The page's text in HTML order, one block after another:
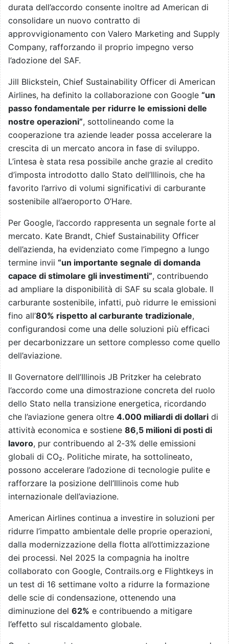
durata dell’accordo consente inoltre ad American di
consolidare un nuovo contratto di
approvvigionamento con Valero Marketing and Supply
Company, rafforzando il proprio impegno verso
l’adozione del SAF.
Jill Blickstein, Chief Sustainability Officer di American
Airlines, ha definito la collaborazione con Google “un
passo fondamentale per ridurre le emissioni delle
nostre operazioni”, sottolineando come la
cooperazione tra aziende leader possa accelerare la
crescita di un mercato ancora in fase di sviluppo.
L’intesa è stata resa possibile anche grazie al credito
d’imposta introdotto dallo Stato dell’Illinois, che ha
favorito l’arrivo di volumi significativi di carburante
sostenibile all’aeroporto O’Hare.
Per Google, l’accordo rappresenta un segnale forte al
mercato. Kate Brandt, Chief Sustainability Officer
dell’azienda, ha evidenziato come l’impegno a lungo
termine invii “un importante segnale di domanda
capace di stimolare gli investimenti”, contribuendo
ad ampliare la disponibilità di SAF su scala globale. Il
carburante sostenibile, infatti, può ridurre le emissioni
fino all’80% rispetto al carburante tradizionale,
configurandosi come una delle soluzioni più efficaci
per decarbonizzare un settore complesso come quello
dell’aviazione.
Il Governatore dell’Illinois JB Pritzker ha celebrato
l’accordo come una dimostrazione concreta del ruolo
dello Stato nella transizione energetica, ricordando
che l’aviazione genera oltre 4.000 miliardi di dollari di
attività economica e sostiene 86,5 milioni di posti di
lavoro, pur contribuendo al 2‑3% delle emissioni
globali di CO₂. Politiche mirate, ha sottolineato,
possono accelerare l’adozione di tecnologie pulite e
rafforzare la posizione dell’Illinois come hub
internazionale dell’aviazione.
American Airlines continua a investire in soluzioni per
ridurre l’impatto ambientale delle proprie operazioni,
dalla modernizzazione della flotta all’ottimizzazione
dei processi. Nel 2025 la compagnia ha inoltre
collaborato con Google, Contrails.org e Flightkeys in
un test di 16 settimane volto a ridurre la formazione
delle scie di condensazione, ottenendo una
diminuzione del 62% e contribuendo a mitigare
l’effetto sul riscaldamento globale.